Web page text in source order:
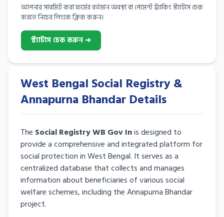
আপনার সাবমিট করা ফর্মের বর্তমান অবস্থা বা পেমেন্ট ট্র্যাকিং স্ট্যাটাস চেক
করতে নিচের লিংকে ক্লিক করুন।
স্ট্যাটাস চেক করুন ➔
West Bengal Social Registry &
Annapurna Bhandar Details
The Social Registry WB Gov Inis designed to
provide a comprehensive and integrated platform for
social protection in West Bengal. It serves as a
centralized database that collects and manages
information about beneficiaries of various social
welfare schemes, including the Annapurna Bhandar
project.